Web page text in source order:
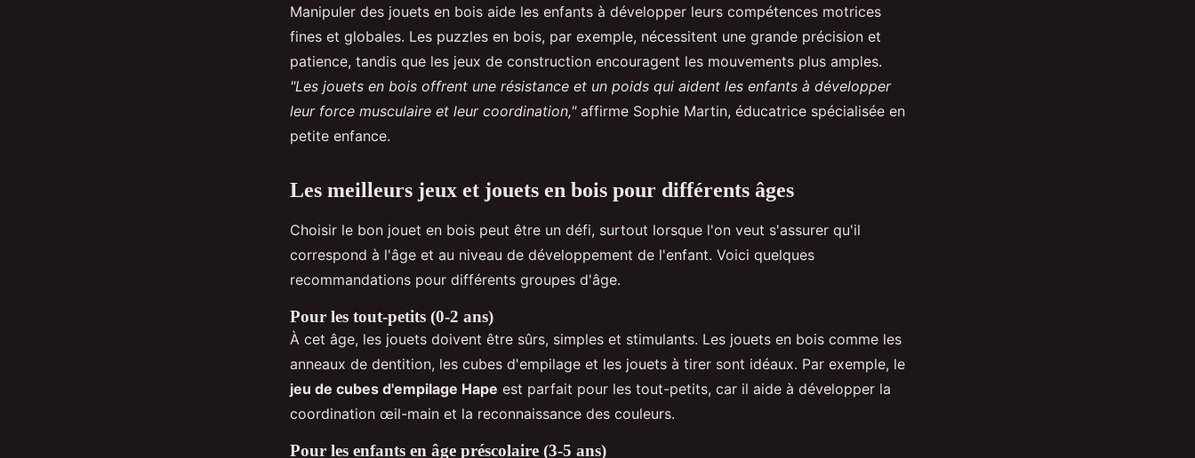
Manipuler des jouets en bois aide les enfants à développer leurs compétences motrices
fines et globales. Les puzzles en bois, par exemple, nécessitent une grande précision et
patience, tandis que les jeux de construction encouragent les mouvements plus amples.
"Les jouets en bois offrent une résistance et un poids qui aident les enfants à développer
leur force musculaire et leur coordination,"affirme Sophie Martin, éducatrice spécialisée en
petite enfance.
Les meilleurs jeux et jouets en bois pour différents âges
Choisir le bon jouet en bois peut être un défi, surtout lorsque l'on veut s'assurer qu'il
correspond à l'âge et au niveau de développement de l'enfant. Voici quelques
recommandations pour différents groupes d'âge.
Pour les tout-petits (0-2 ans)
À cet âge, les jouets doivent être sûrs, simples et stimulants. Les jouets en bois comme les
anneaux de dentition, les cubes d'empilage et les jouets à tirer sont idéaux. Par exemple, le
jeu de cubes d'empilage Hape est parfait pour les tout-petits, car il aide à développer la
coordination œil-main et la reconnaissance des couleurs.
Pour les enfants en âge préscolaire (3-5 ans)